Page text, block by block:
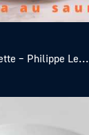
– Philippe Le...